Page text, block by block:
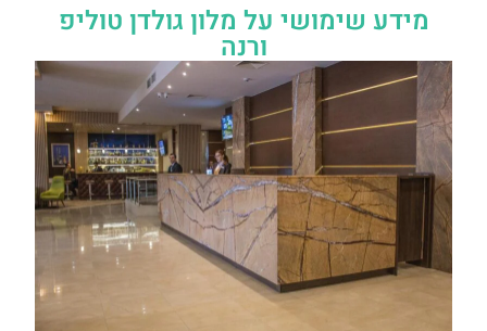
מידע שימושי על מלון גולדן טוליפ
ורנה